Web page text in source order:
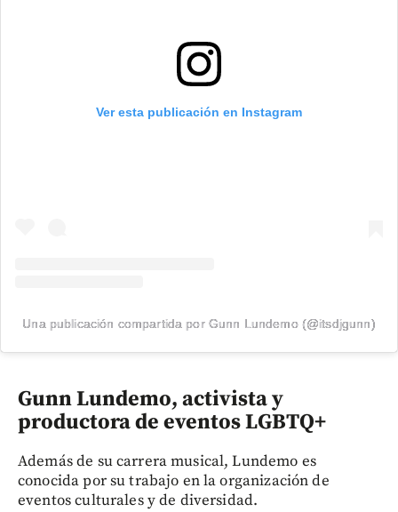
Ver esta publicación en Instagram
Una publicación compartida por Gunn Lundemo (@itsdjgunn)
Gunn Lundemo, activista y
productora de eventos LGBTQ+
Además de su carrera musical, Lundemo es
conocida por su trabajo en la organización de
eventos culturales y de diversidad.